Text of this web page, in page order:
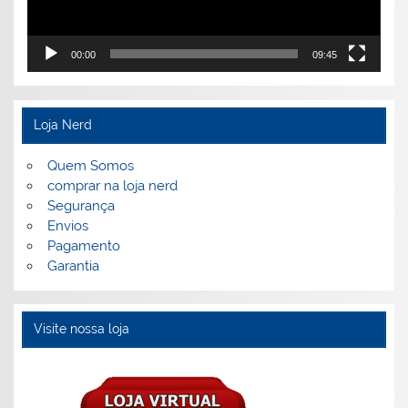
00:00 09:45
Loja Nerd
Quem Somos
comprar na loja nerd
Segurança
Envios
Pagamento
Garantia
Visite nossa loja